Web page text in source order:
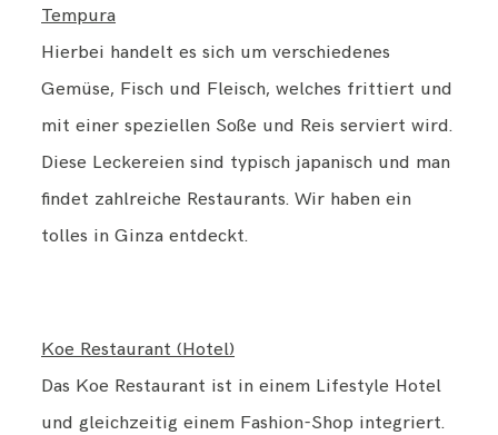
Tempura
Hierbei handelt es sich um verschiedenes
Gemüse, Fisch und Fleisch, welches frittiert und
mit einer speziellen Soße und Reis serviert wird.
Diese Leckereien sind typisch japanisch und man
findet zahlreiche Restaurants. Wir haben ein
tolles in Ginza entdeckt.
Koe Restaurant (Hotel)
Das Koe Restaurant ist in einem Lifestyle Hotel
und gleichzeitig einem Fashion-Shop integriert.